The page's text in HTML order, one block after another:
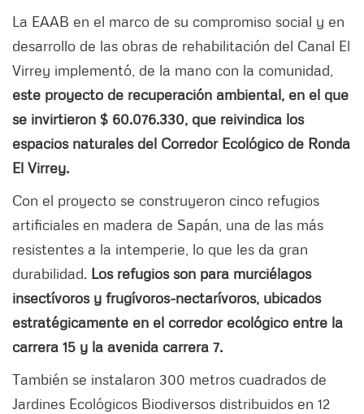
La EAAB en el marco de su compromiso social y en
desarrollo de las obras de rehabilitación del Canal El
Virrey implementó, de la mano con la comunidad,
este proyecto de recuperación ambiental, en el que
se invirtieron $ 60.076.330, que reivindica los
espacios naturales del Corredor Ecológico de Ronda
El Virrey.
Con el proyecto se construyeron cinco refugios
artificiales en madera de Sapán, una de las más
resistentes a la intemperie, lo que les da gran
durabilidad. Los refugios son para murciélagos
insectívoros y frugívoros-nectarívoros, ubicados
estratégicamente en el corredor ecológico entre la
carrera 15 y la avenida carrera 7.
También se instalaron 300 metros cuadrados de
Jardines Ecológicos Biodiversos distribuidos en 12